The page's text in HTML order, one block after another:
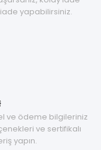
yapabilirsiniz.
ve ödeme bilgileriniz
ve sertifikalı
yapın.